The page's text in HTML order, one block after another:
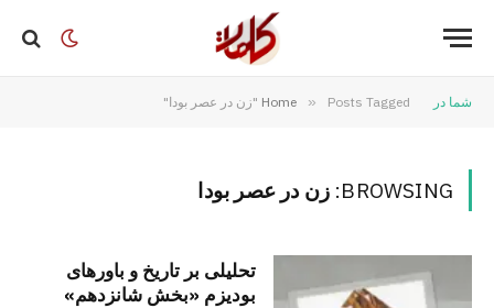
شما در Home » Posts Tagged "زن در عصر بودا"
BROWSING: زن در عصر بودا
تحلیلی بر تاریخ و باورهای
بودیزم «بخش شانزدهم»